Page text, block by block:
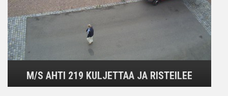
M/S AHTI 219 KULJETTAA JA RISTEILEE